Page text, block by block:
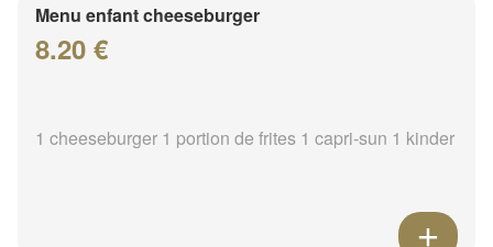
Menu enfant cheeseburger
8.20 €
1 cheeseburger 1 portion de frites 1 capri-sun 1 kinder